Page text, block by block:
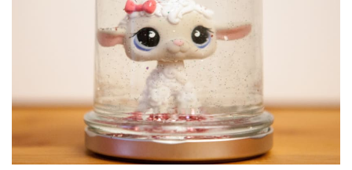
Sledujte prima+
Přihlášení
Sledujte nás